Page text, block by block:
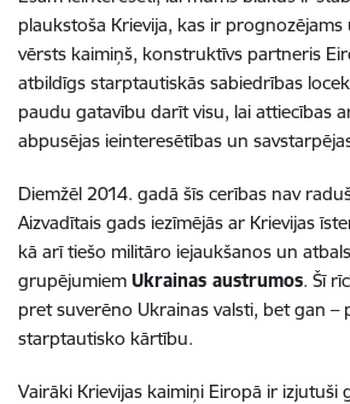
plaukstoša Krievija, kas ir
vērsts kaimiņš, konstruktīvs partneris
atbildīgs starptautiskās sabiedrības
paudu gatavību darīt visu, lai attiecības
abpusējas ieinteresētības un
Diemžēl 2014. gadā šīs cerības nav
Aizvadītais gads iezīmējās ar Krievijas
kā arī tiešo militāro iejaukšanos un
grupējumiem Ukrainas austrumos. Šī
pret suverēno Ukrainas valsti, bet gan –
starptautisko kārtību.
Vairāki Krievijas kaimiņi Eiropā ir izjutuši